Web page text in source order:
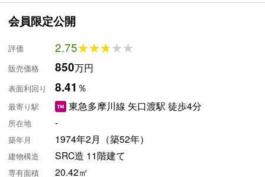
会員限定公開
評価 2.75★★★★★
★★★★★
販売価格 850万円
表面利回り 8.41 ％
最寄り駅 東急多摩川線 矢口渡駅 徒歩4分
所在地 -
築年月 1974年2月（築52年）
建物構造 SRC造 11階建て
専有面積 20.42㎡